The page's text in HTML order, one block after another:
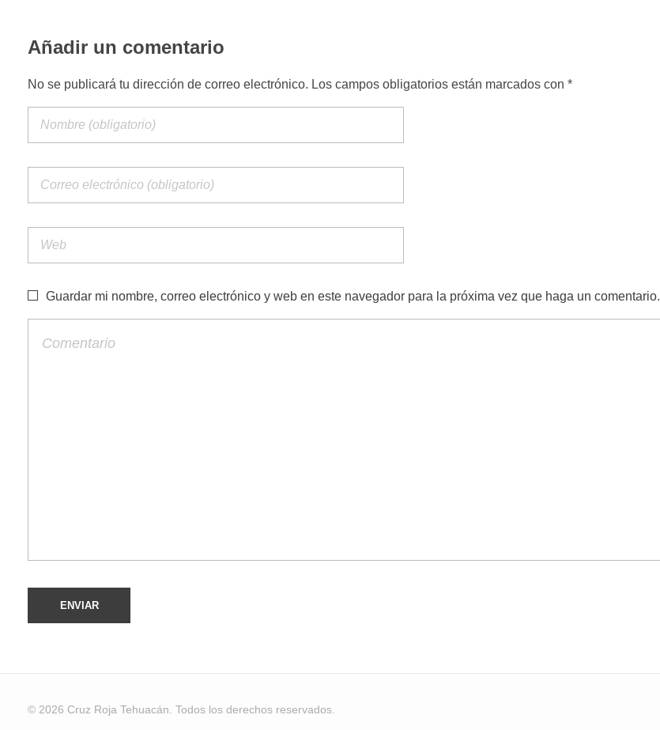
Añadir un comentario
No se publicará tu dirección de correo electrónico. Los campos obligatorios están marcados con *
Guardar mi nombre, correo electrónico y web en este navegador para la próxima vez que haga un comentario.
© 2026 Cruz Roja Tehuacán. Todos los derechos reservados.